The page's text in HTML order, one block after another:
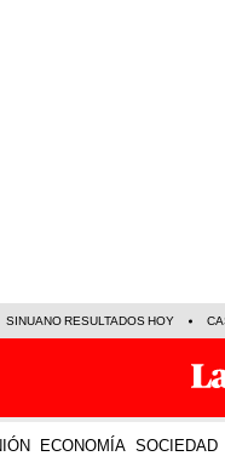
SINUANO RESULTADOS HOY
ECONOMÍA SOCIEDAD